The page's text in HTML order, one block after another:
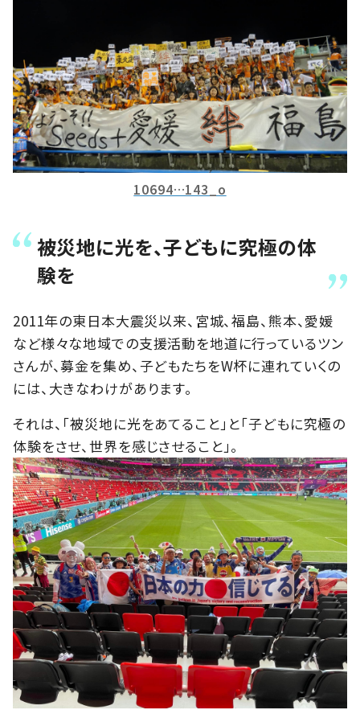
10694…143_o
被災地に光を、子どもに究極の体
験を
2011年の東日本大震災以来、宮城、福島、熊本、愛媛
など様々な地域での支援活動を地道に行っているツン
さんが、募金を集め、子どもたちをW杯に連れていくの
には、大きなわけがあります。
それは、「被災地に光をあてること」と「子どもに究極の
体験をさせ、世界を感じさせること」。